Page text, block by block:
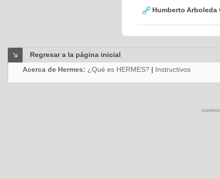
Humberto Arboleda
Regresar a la página inicial
Acerca de Hermes: ¿Qué es HERMES? | Instructivos